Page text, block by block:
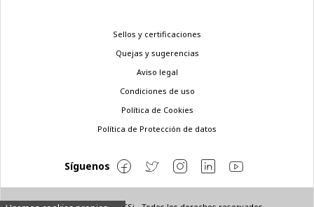
Sellos y certificaciones
Quejas y sugerencias
Aviso legal
Condiciones de uso
Política de Cookies
Política de Protección de datos
Síguenos